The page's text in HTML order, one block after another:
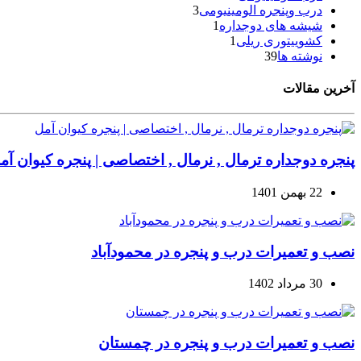
درب وپنجره الومینیومی3
شیشه های دوجداره 1
کشوییتوری ریلی 1
نوشته ها39
آخرین مقالات
پنجره دوجداره ترمال , نرمال , اختصاصی | پنجره کیوان
22 بهمن 1401
نصب و تعمیرات درب و پنجره در محمودآباد
30 مرداد 1402
نصب و تعمیرات درب و پنجره در چمستان